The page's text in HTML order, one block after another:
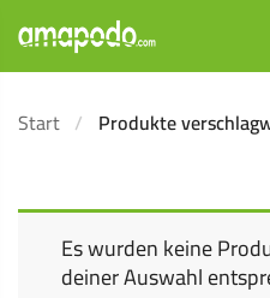
Start Produkte
Es wurden keine
deiner Auswahl